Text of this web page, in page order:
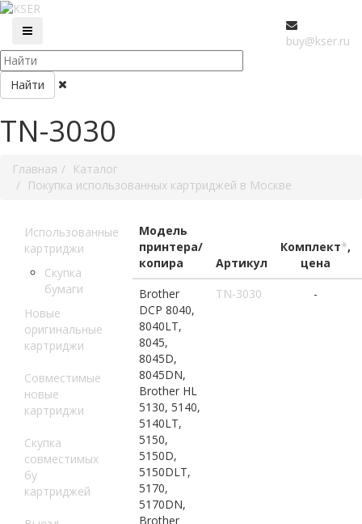
buy@kser.ru
Найти
TN-3030
Главная
Каталог
Покупка использованных картриджей в Москве
Использованные
картриджи
Скупка
бумаги
Новые
оригинальные
картриджи
Совместимые
новые
картриджи
Скупка
совместимых
бу
картриджей
Модель
принтера/
копира
Артикул
Комплект*,
цена
Brother
DCP 8040,
8040LT,
8045,
8045D,
8045DN,
Brother HL
5130, 5140,
5140LT,
5150,
5150D,
5150DLT,
5170,
5170DN,
Brother
TN-3030 -